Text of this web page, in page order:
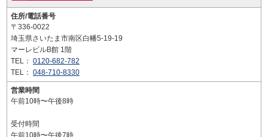
住所/電話番号
〒336-0022
埼玉県さいたま市南区白幡5-19-19
マーレビルB館 1階
TEL： 0120-682-782
TEL： 048-710-8330
営業時間
午前10時〜午後8時
受付時間
午前10時〜午後7時